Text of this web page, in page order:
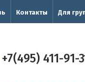
Контакты Для
+7(495) 411-91-